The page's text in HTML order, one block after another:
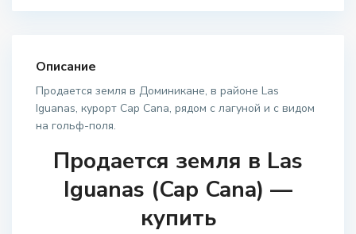
Описание
Продается земля в Доминикане, в районе Las
Iguanas, курорт Cap Cana, рядом с лагуной и с видом
на гольф-поля.
Продается земля в Las
Iguanas (Cap Cana) —
купить